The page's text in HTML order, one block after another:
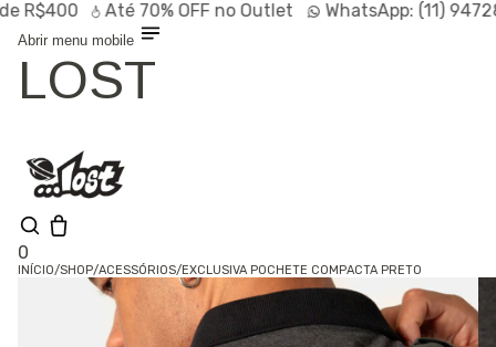
Até70% OFFno Outlet WhatsApp:(11) 94728-
Abrir menu mobile
LOST
0
Olá, visitante
INÍCIO/SHOP/ACESSÓRIOS/EXCLUSIVA POCHETE COMPACTA PRETO